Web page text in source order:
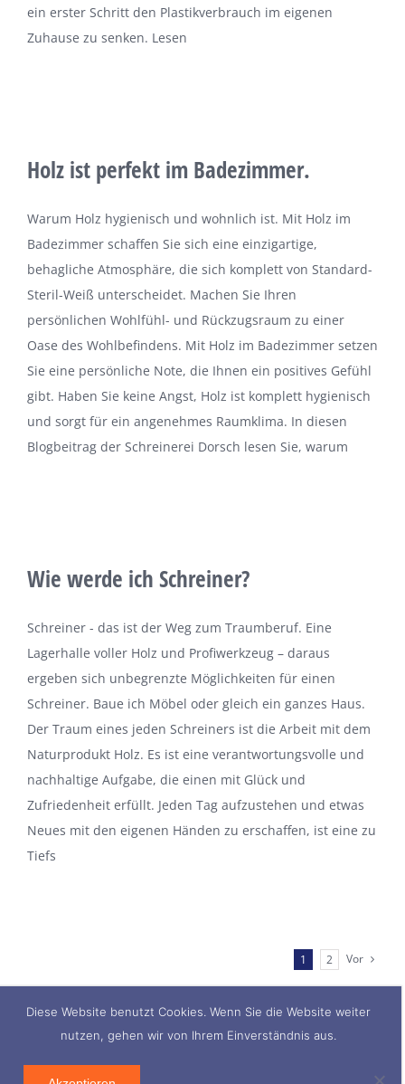
ein erster Schritt den Plastikverbrauch im eigenen
Zuhause zu senken. Lesen
Holz ist perfekt im Badezimmer.
Warum Holz hygienisch und wohnlich ist. Mit Holz im
Badezimmer schaffen Sie sich eine einzigartige,
behagliche Atmosphäre, die sich komplett von Standard-
Steril-Weiß unterscheidet. Machen Sie Ihren
persönlichen Wohlfühl- und Rückzugsraum zu einer
Oase des Wohlbefindens. Mit Holz im Badezimmer setzen
Sie eine persönliche Note, die Ihnen ein positives Gefühl
gibt. Haben Sie keine Angst, Holz ist komplett hygienisch
und sorgt für ein angenehmes Raumklima. In diesen
Blogbeitrag der Schreinerei Dorsch lesen Sie, warum
Wie werde ich Schreiner?
Schreiner - das ist der Weg zum Traumberuf. Eine
Lagerhalle voller Holz und Profiwerkzeug – daraus
ergeben sich unbegrenzte Möglichkeiten für einen
Schreiner. Baue ich Möbel oder gleich ein ganzes Haus.
Der Traum eines jeden Schreiners ist die Arbeit mit dem
Naturprodukt Holz. Es ist eine verantwortungsvolle und
nachhaltige Aufgabe, die einen mit Glück und
Zufriedenheit erfüllt. Jeden Tag aufzustehen und etwas
Neues mit den eigenen Händen zu erschaffen, ist eine zu
Tiefs
1 2 Vor
Diese Website benutzt Cookies. Wenn Sie die Website weiter
nutzen, gehen wir von Ihrem Einverständnis aus.